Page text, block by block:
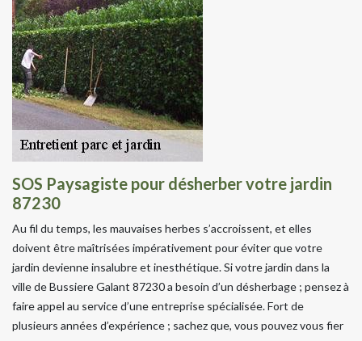
SOS Paysagiste pour désherber votre jardin
87230
Au fil du temps, les mauvaises herbes s’accroissent, et elles
doivent être maîtrisées impérativement pour éviter que votre
jardin devienne insalubre et inesthétique. Si votre jardin dans la
ville de Bussiere Galant 87230 a besoin d’un désherbage ; pensez à
faire appel au service d’une entreprise spécialisée. Fort de
plusieurs années d’expérience ; sachez que, vous pouvez vous fier